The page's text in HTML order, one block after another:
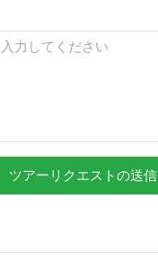
ツアーリクエストの送信